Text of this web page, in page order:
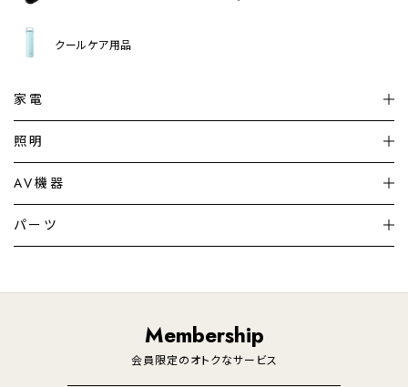
クールケア用品
家電
加湿器・空気清浄機
暖房機 掃除機
調理家電 生活家電
照明
シーリングライト
デスクライト
AV機器
テレビ
パーツ
Membership
会員限定のオトクなサービス